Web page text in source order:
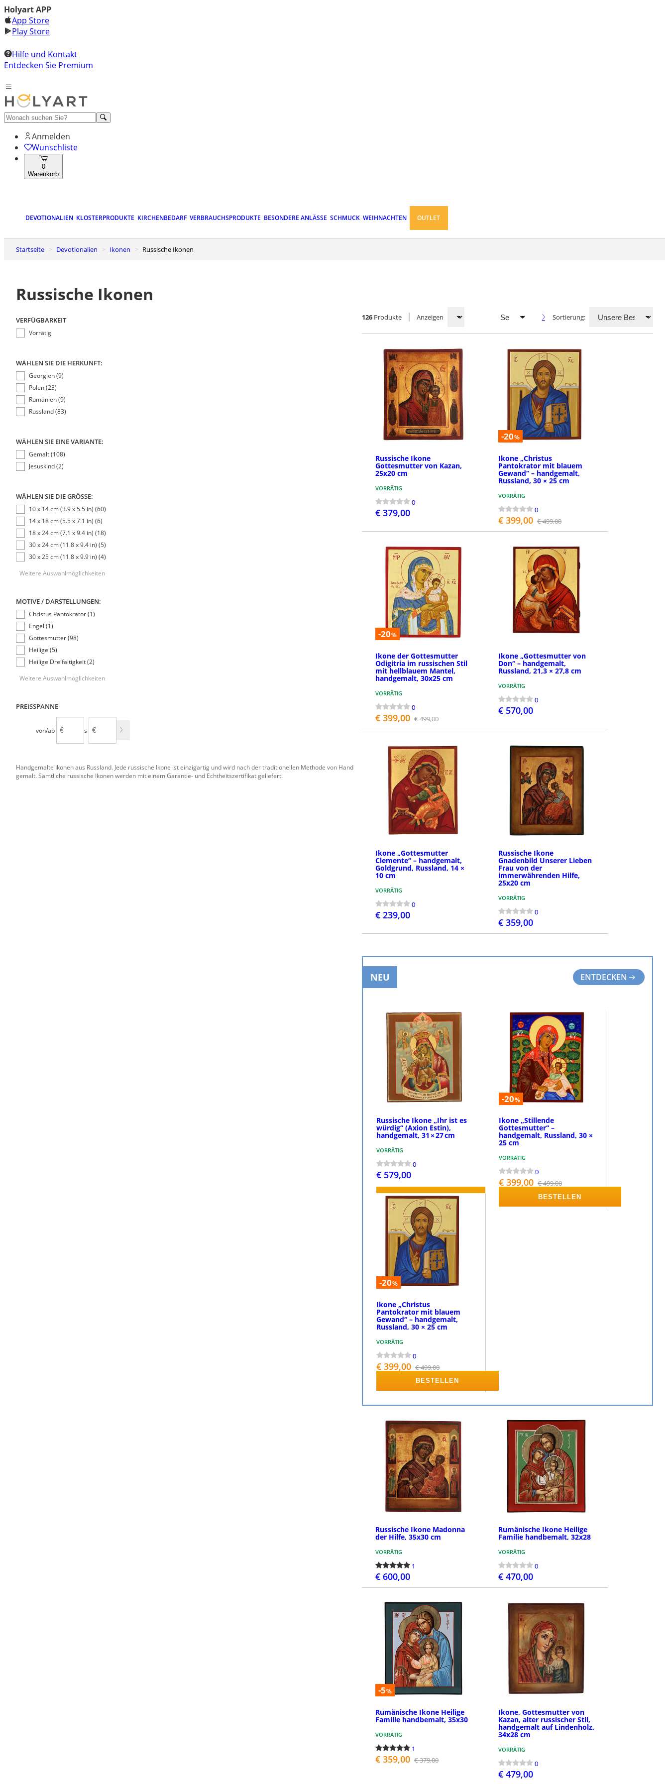
Holyart APP
App Store
Play Store
Hilfe und Kontakt
Entdecken Sie Premium
Anmelden
Wunschliste
0
Warenkorb
DEVOTIONALIEN KLOSTERPRODUKTE KIRCHENBEDARF VERBRAUCHSPRODUKTE BESONDERE ANLÄSSE SCHMUCK WEIHNACHTEN OUTLET
Startseite Devotionalien Ikonen Russische Ikonen
Russische Ikonen
VERFÜGBARKEIT
Vorrätig
WÄHLEN SIE DIE HERKUNFT:
Georgien (9)
Polen (23)
Rumänien (9)
Russland (83)
WÄHLEN SIE EINE VARIANTE:
Gemalt (108)
Jesuskind (2)
WÄHLEN SIE DIE GRÖSSE:
10 x 14 cm (3.9 x 5.5 in) (60)
14 x 18 cm (5.5 x 7.1 in) (6)
18 x 24 cm (7.1 x 9.4 in) (18)
30 x 24 cm (11.8 x 9.4 in) (5)
30 x 25 cm (11.8 x 9.9 in) (4)
Weitere Auswahlmöglichkeiten
MOTIVE / DARSTELLUNGEN:
Christus Pantokrator (1)
Engel (1)
Gottesmutter (98)
Heilige (5)
Heilige Dreifaltigkeit (2)
Weitere Auswahlmöglichkeiten
PREISSPANNE
von/ab bis
Handgemalte Ikonen aus Russland. Jede russische Ikone ist einzigartig und wird nach der traditionellen Methode von Hand
gemalt. Sämtliche russische Ikonen werden mit einem Garantie- und Echtheitszertifikat geliefert.
126 Produkte Anzeigen Sortierung:
Russische Ikone
Gottesmutter von Kazan,
25x20 cm
VORRÄTIG
0
€ 379,00
-20%
Ikone „Christus
Pantokrator mit blauem
Gewand“ – handgemalt,
Russland, 30 × 25 cm
VORRÄTIG
0
€ 399,00 € 499,00
-20%
Ikone der Gottesmutter
Odigitria im russischen Stil
mit hellblauem Mantel,
handgemalt, 30x25 cm
VORRÄTIG
0
€ 399,00 € 499,00
Ikone „Gottesmutter von
Don“ – handgemalt,
Russland, 21,3 × 27,8 cm
VORRÄTIG
0
€ 570,00
Ikone „Gottesmutter
Clemente“ – handgemalt,
Goldgrund, Russland, 14 ×
10 cm
VORRÄTIG
0
€ 239,00
Russische Ikone
Gnadenbild Unserer Lieben
Frau von der
immerwährenden Hilfe,
25x20 cm
VORRÄTIG
0
€ 359,00
NEU ENTDECKEN
Russische Ikone „Ihr ist es
würdig“ (Axion Estin),
handgemalt, 31 × 27 cm
VORRÄTIG
0
€ 579,00
BESTELLEN
-20%
Ikone „Stillende
Gottesmutter“ –
handgemalt, Russland, 30 ×
25 cm
VORRÄTIG
0
€ 399,00 € 499,00
BESTELLEN
-20%
Ikone „Christus
Pantokrator mit blauem
Gewand“ – handgemalt,
Russland, 30 × 25 cm
VORRÄTIG
0
€ 399,00 € 499,00
BESTELLEN
Russische Ikone Madonna
der Hilfe, 35x30 cm
VORRÄTIG
1
€ 600,00
Rumänische Ikone Heilige
Familie handbemalt, 32x28
VORRÄTIG
0
€ 470,00
-5%
Rumänische Ikone Heilige
Familie handbemalt, 35x30
VORRÄTIG
1
€ 359,00 € 379,00
Ikone, Gottesmutter von
Kazan, alter russischer Stil,
handgemalt auf Lindenholz,
34x28 cm
VORRÄTIG
0
€ 479,00